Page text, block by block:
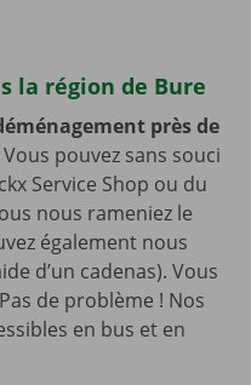
la région de Bure
près de
pouvez sans souci
Service Shop ou du
nous rameniez le
également nous
d’un cadenas). Vous
de problème ! Nos
en bus et en